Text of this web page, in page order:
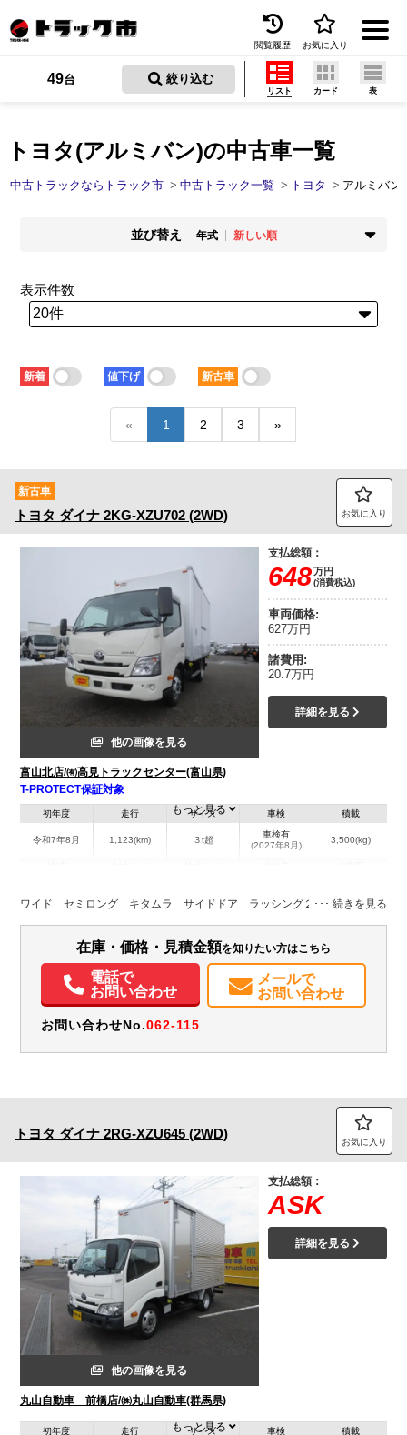
トラック買取
トラック市とは
保存した検索条件
トラック市FC会員専用ページはこちら
ログイン
閲覧履歴 お気に入り
トヨタ(アルミバン)の中古車一覧
49台 絞り込む
リスト カード 表
中古トラックならトラック市 中古トラック一覧 トヨタ アルミバン
並び替え 年式
新しい順
新着順
走行距離
少ない順
多い順
価格
安い順
高い順
少ない順
多い順
短い順
表示件数
新着 値下げ 新古車
« 1 2 3 »
新古車
トヨタ ダイナ 2KG-XZU702 (2WD) お気に入り
他の画像を見る
富山北店/㈲高見トラックセンター(富山県)
T-PROTECT保証対象
支払総額：
648万円
(消費税込)
車両価格:
627万円
諸費用:
20.7万円
詳細を見る
初年度
令和7年8月
走行
1,123(km)
サイズ
３t超
車検
車検有
(2027年8月)
積載
3,500(kg)
富山県
W:2,080
H:2,050
W:2,200
H:3,040
無
装備情報
エアコン パワステ パワーウィンドウ エアバッグ
もっと見る
ワイド セミロング キタムラ サイドドア ラッシング２段
在庫・価格・見積金額を知りたい方はこちら
電話で
お問い合わせ
メールで
お問い合わせ
お問い合わせNo.062-115
トヨタ ダイナ 2RG-XZU645 (2WD) お気に入り
他の画像を見る
丸山自動車 前橋店/㈱丸山自動車(群馬県)
支払総額：
ASK
詳細を見る
初年度 走行 サイズ 車検 積載
もっと見る